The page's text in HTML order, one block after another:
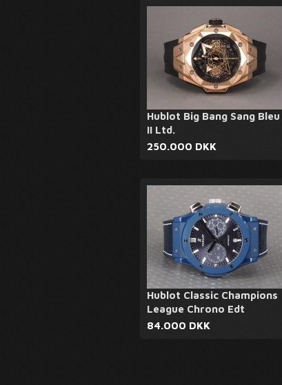
Hublot Big Bang Sang Bleu
II Ltd.
250.000 DKK
Hublot Classic Champions
League Chrono Edt
84.000 DKK